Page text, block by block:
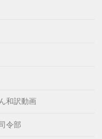
和訳動画
令部